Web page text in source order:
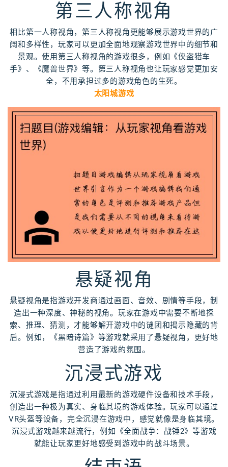
第三人称视角
相比第一人称视角，第三人称视角更能够展示游戏世界的广
阔和多样性，玩家可以更加全面地观察游戏世界中的细节和
景观。使用第三人称视角的游戏很多，例如《侠盗猎车
手》、《魔兽世界》等。第三人称视角也让玩家感觉更加安
全，不用承担过多的游戏角色的生死。
太阳城游戏
悬疑视角
悬疑视角是指游戏开发商通过画面、音效、剧情等手段，制
造出一种深度、神秘的视角。玩家在游戏中需要不断地探
索、推理、猜测，才能够解开游戏中的谜团和揭示隐藏的背
后。例如，《黑暗诗篇》等游戏就采用了悬疑视角，更好地
营造了游戏的氛围。
沉浸式游戏
沉浸式游戏是指通过利用最新的游戏硬件设备和技术手段，
创造出一种极为真实、身临其境的游戏体验。玩家可以通过
VR头盔等设备，完全沉浸在游戏中，感觉就像是身临其境。
沉浸式游戏越来越流行，例如《全面战争：战锤2》等游戏
就能让玩家更好地感受到游戏中的战斗场景。